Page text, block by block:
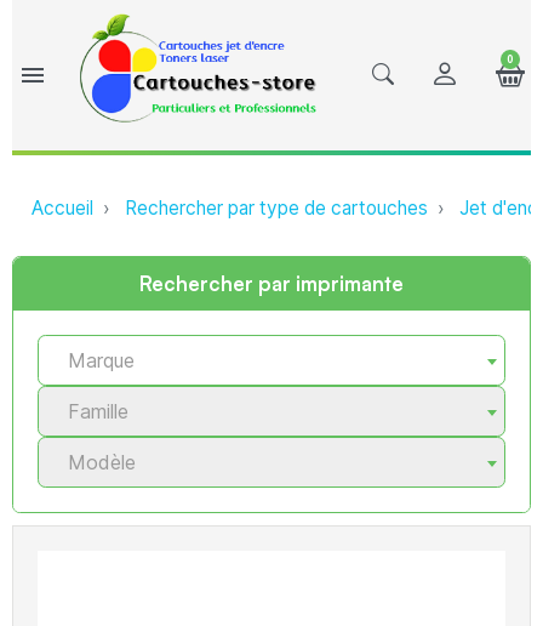
menu
0
Accueil Rechercher par type de cartouches Jet
Rechercher par imprimante
Marque
Famille
Modèle